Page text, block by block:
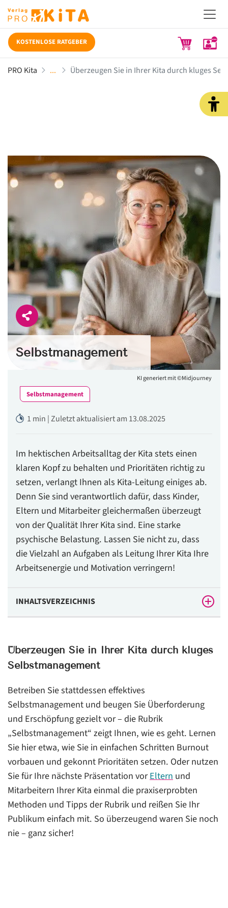
KOSTENLOSE RATGEBER
PRO Kita Überzeugen Sie in Ihrer Kita durch kluges
Selbstmanagement
KI generiert mit ©Midjourney
Selbstmanagement
1 min | Zuletzt aktualisiert am 13.08.2025
Im hektischen Arbeitsalltag der Kita stets einen
klaren Kopf zu behalten und Prioritäten richtig zu
setzen, verlangt Ihnen als Kita-Leitung einiges ab.
Denn Sie sind verantwortlich dafür, dass Kinder,
Eltern und Mitarbeiter gleichermaßen überzeugt
von der Qualität Ihrer Kita sind. Eine starke
psychische Belastung. Lassen Sie nicht zu, dass
die Vielzahl an Aufgaben als Leitung Ihrer Kita Ihre
Arbeitsenergie und Motivation verringern!
INHALTSVERZEICHNIS
Überzeugen Sie in Ihrer Kita durch kluges
Selbstmanagement
Betreiben Sie stattdessen effektives
Selbstmanagement und beugen Sie Überforderung
und Erschöpfung gezielt vor – die Rubrik
„Selbstmanagement“ zeigt Ihnen, wie es geht. Lernen
Sie hier etwa, wie Sie in einfachen Schritten Burnout
vorbauen und gekonnt Prioritäten setzen. Oder nutzen
Sie für Ihre nächste Präsentation vorElternund
Mitarbeitern Ihrer Kita einmal die praxiserprobten
Methoden und Tipps der Rubrik und reißen Sie Ihr
Publikum einfach mit. So überzeugend waren Sie noch
nie – ganz sicher!